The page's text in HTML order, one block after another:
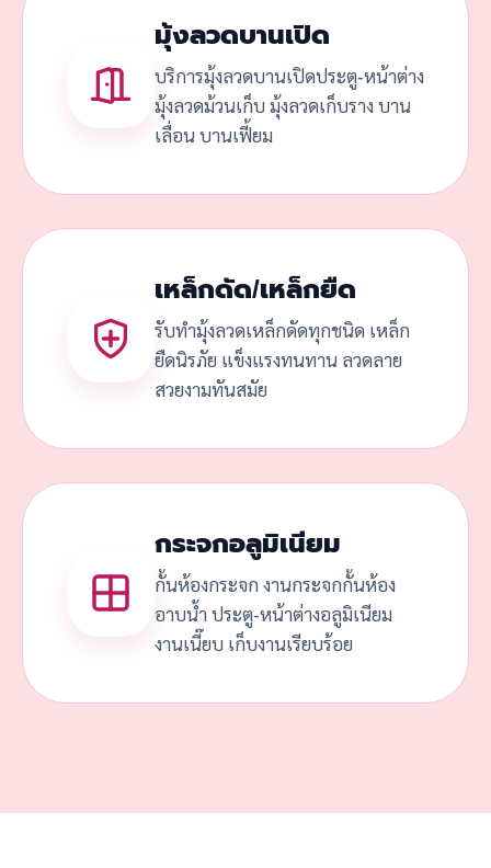
มุ้งลวดบานเปิด
บริการมุ้งลวดบานเปิดประตู-หน้าต่าง
มุ้งลวดม้วนเก็บ มุ้งลวดเก็บราง บาน
เลื่อน บานเฟี้ยม
เหล็กดัด/เหล็กยืด
รับทำมุ้งลวดเหล็กดัดทุกชนิด เหล็ก
ยืดนิรภัย แข็งแรงทนทาน ลวดลาย
สวยงามทันสมัย
กระจกอลูมิเนียม
กั้นห้องกระจก งานกระจกกั้นห้อง
อาบน้ำ ประตู-หน้าต่างอลูมิเนียม
งานเนี๊ยบ เก็บงานเรียบร้อย